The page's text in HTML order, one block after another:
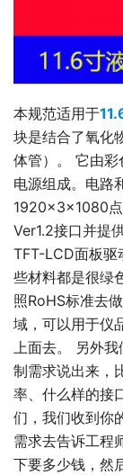
本规范适用于
块是结合了氧化
体管）。 它由彩
电源组成。电路
1920×3×1080点
Ver1.2接口并提
TFT-LCD面板驱
些材料都是很绿
照RoHS标准去
域，可以用于仪
上面去。 另外
制需求说出来，
率、什么样的接
们，我们收到你
需求去告诉工程
下要多少钱，然